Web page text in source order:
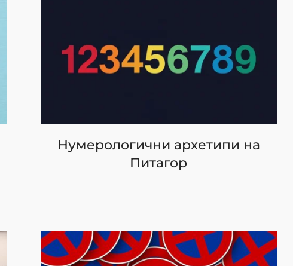
Нумерологични архетипи на
Питагор